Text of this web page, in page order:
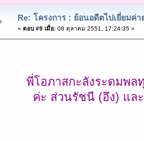
Re: โครงการ : ย้อนอดีตไปเยี่ยมค่
« ตอบ #9 เมื่อ:08 ตุลาคม 2551, 17:24:35 »
พี่โอภาสกะลังระดมพลทุก
ค่ะ ส่วนรัชนี (อึง) แล